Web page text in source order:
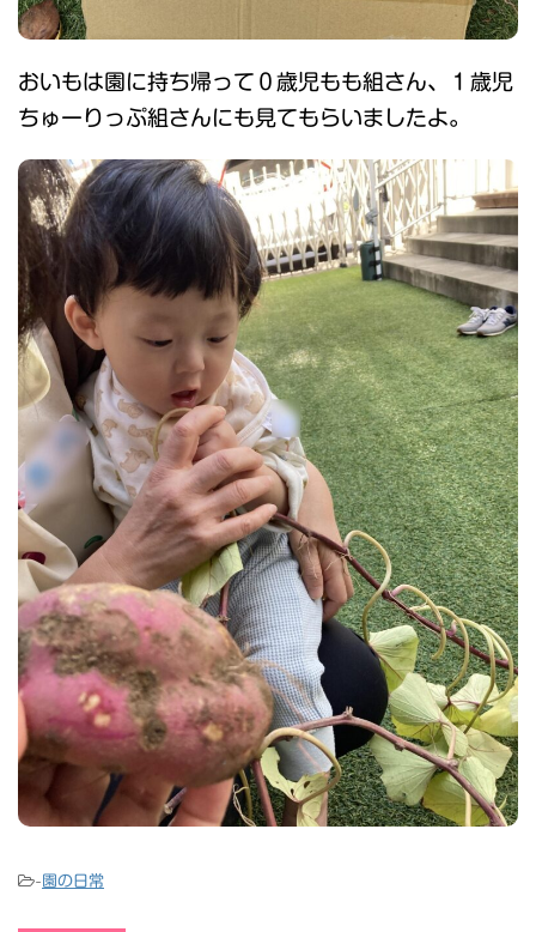
おいもは園に持ち帰って０歳児もも組さん、１歳児
ちゅーりっぷ組さんにも見てもらいましたよ。
- 園の日常